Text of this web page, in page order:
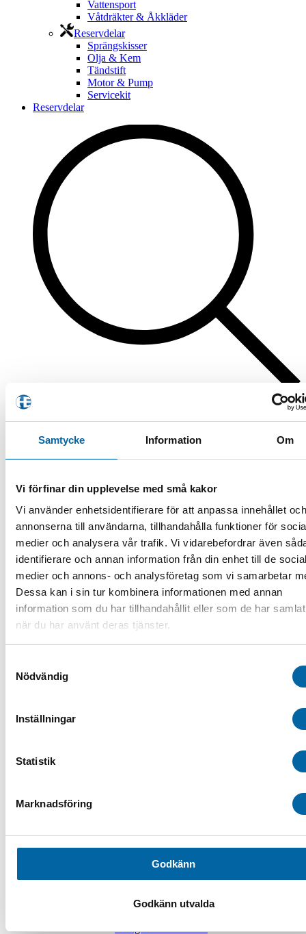
Samtycke Information Om
Vi förfinar din upplevelse med små kakor
Vi använder enhetsidentifierare för att anpassa innehållet och
annonserna till användarna, tillhandahålla funktioner för
medier och analysera vår trafik. Vi vidarebefordrar även
identifierare och annan information från din enhet till de
medier och annons- och analysföretag som vi samarbetar
Dessa kan i sin tur kombinera informationen med annan
information som du har tillhandahållit eller som de har
när du har använt deras tjänster.
Nödvändig
Inställningar
Statistik
Marknadsföring
Godkänn
Godkänn utvalda
Vattensport
Våtdräkter & Åkkläder
Reservdelar
Sprängskisser
Olja & Kem
Tändstift
Motor & Pump
Servicekit
Reservdelar
Lås & Säkerhet /Skivbromslås
Filtrera
Visar alla 5 resultatSortera efter senaste
ATV
ATV-Tillbehör
ATV-Redskap
ATV-Klippare
ATV-vagnar
Delar/Tillbehör
Flishugg
Lastramper
Drivremmar
Fotpinnar & Fotstöd
Kapell ATV/SSV